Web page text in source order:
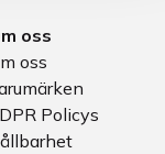
oss
oss
Policys